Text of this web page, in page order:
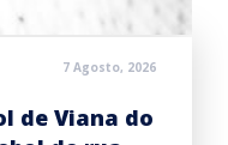
7 Agosto, 2026
de Viana do